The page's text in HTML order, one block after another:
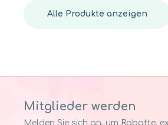
Alle Produkte anzeigen
Mitglieder werden
Melden Sie sich an, um Rabatte,